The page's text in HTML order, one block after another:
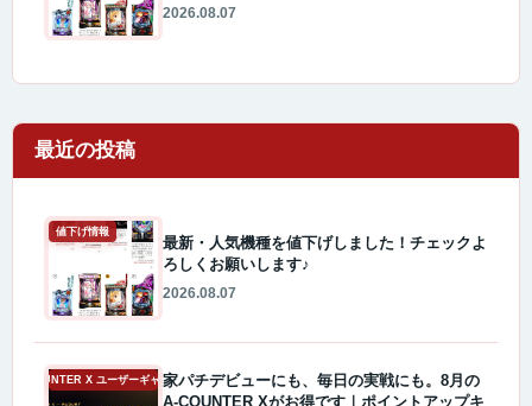
2026.08.07
最近の投稿
値下げ情報
最新・人気機種を値下げしました！チェックよ
ろしくお願いします♪
2026.08.07
A-COUNTER X ユーザーギャラリー家パチデビューにも、毎日の実戦にも。8月の
A-COUNTER Xがお得です｜ポイントアップキ